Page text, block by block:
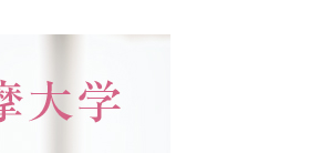
査・VOICE報告